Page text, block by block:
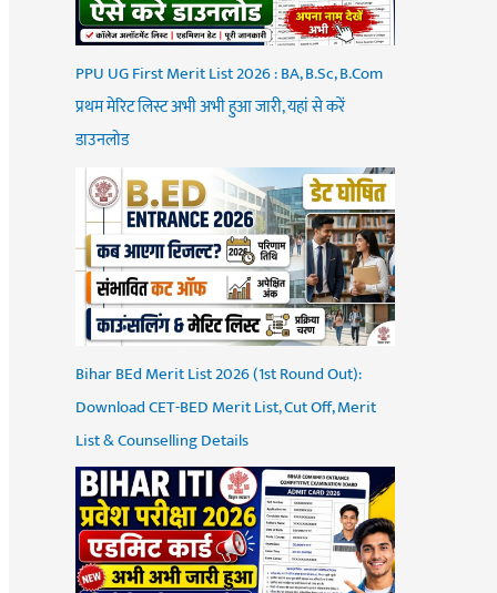
PPU UG First Merit List 2026 : BA, B.Sc, B.Com
प्रथम मेरिट लिस्ट अभी अभी हुआ जारी, यहां से करें
डाउनलोड
Bihar BEd Merit List 2026 (1st Round Out):
Download CET-BED Merit List, Cut Off, Merit
List & Counselling Details